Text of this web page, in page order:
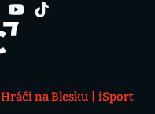
Hráči na Blesku
iSport